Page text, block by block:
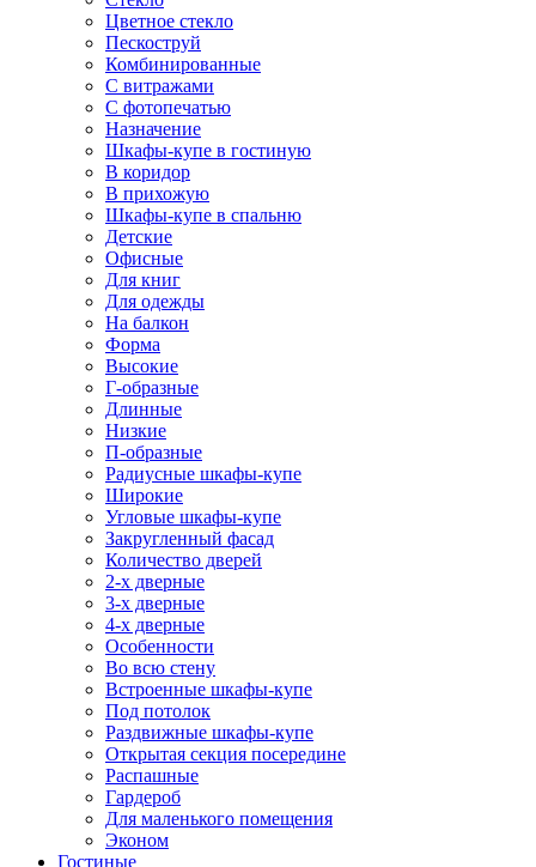
Цветное стекло
Пескоструй
Комбинированные
С витражами
С фотопечатью
Назначение
Шкафы-купе в гостиную
В коридор
В прихожую
Шкафы-купе в спальню
Детские
Офисные
Для книг
Для одежды
На балкон
Форма
Высокие
Г-образные
Длинные
Низкие
П-образные
Радиусные шкафы-купе
Широкие
Угловые шкафы-купе
Закругленный фасад
Количество дверей
2-х дверные
3-х дверные
4-х дверные
Особенности
Во всю стену
Встроенные шкафы-купе
Под потолок
Раздвижные шкафы-купе
Открытая секция посередине
Распашные
Гардероб
Для маленького помещения
Эконом
Гостиные